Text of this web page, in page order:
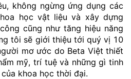
không ngừng ứng dụng các
học vật liệu và xây dựng
cũng như tăng hiệu năng
tôi sẽ giới thiệu tới quý vị 10
mơ ước do Beta Việt thiết
mỹ, trí tuệ và những gì tinh
khoa học thời đại.